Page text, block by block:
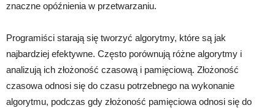
znaczne opóźnienia w przetwarzaniu.
Programiści starają się tworzyć algorytmy, które są jak
najbardziej efektywne. Często porównują różne algorytmy i
analizują ich złożoność czasową i pamięciową. Złożoność
czasowa odnosi się do czasu potrzebnego na wykonanie
algorytmu, podczas gdy złożoność pamięciowa odnosi się do